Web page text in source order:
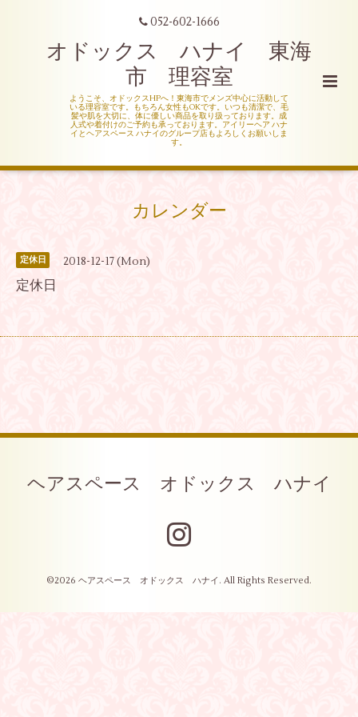
052-602-1666
オドックス ハナイ 東海
市 理容室
ようこそ、オドックスHPへ！東海市でメンズ中心に活動して
いる理容室です。もちろん女性もOKです。いつも清潔で、毛
髪や肌を大切に、体に優しい商品を取り扱っております。成
人式や着付けのご予約も承っております。アイリーヘア ハナ
イとヘアスペース ハナイのグループ店もよろしくお願いしま
す。
カレンダー
定休日 2018-12-17 (Mon)
定休日
ヘアスペース オドックス ハナイ
©2026 ヘアスペース オドックス ハナイ . All Rights Reserved.